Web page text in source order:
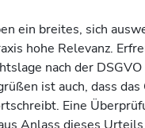
ein breites, sich
hohe Relevanz.
nach der
ist auch, dass
Eine